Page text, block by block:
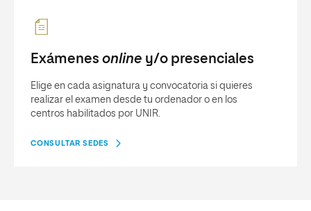
Exámenes online y/o presenciales
Elige en cada asignatura y convocatoria si quieres
realizar el examen desde tu ordenador o en los
centros habilitados por UNIR.
CONSULTAR SEDES